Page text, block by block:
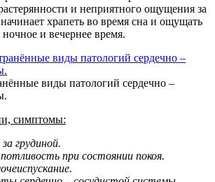
и неприятного ощущения за
храпеть во время сна и ощущать
и вечернее время.
виды патологий сердечно –
симптомы:
грудиной.
при состоянии покоя.